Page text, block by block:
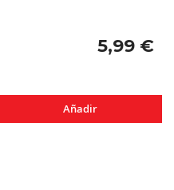
5,99 €
Añadir